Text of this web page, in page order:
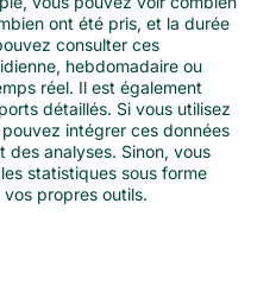
ont été pris, et la durée
consulter ces
hebdomadaire ou
réel. Il est également
détaillés. Si vous utilisez
intégrer ces données
analyses. Sinon, vous
statistiques sous forme
propres outils.